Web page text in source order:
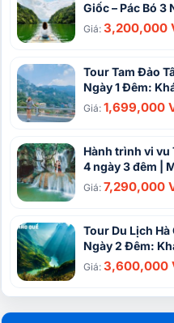
Giốc – Pác Bó 3
Hành Trình
Đất Huyền Thoại
Giá: 3,200,000
Tour Tam Đảo
Ngày 1 Đêm:
núi Đà Lạt” của
Giá: 1,699,000
Hành trình vi vu
4 ngày 3 đêm |
Điện Biên – Sapa
Giá: 7,290,000
Tour Du Lịch Hà
Ngày 2 Đêm:
Nguyên Đá Đồng
Sông Nho Quế
Giá: 3,600,000